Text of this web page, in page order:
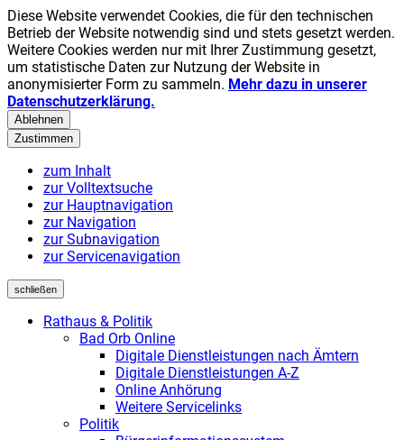
Diese Website verwendet Cookies, die für den technischen
Betrieb der Website notwendig sind und stets gesetzt werden.
Weitere Cookies werden nur mit Ihrer Zustimmung gesetzt,
um statistische Daten zur Nutzung der Website in
anonymisierter Form zu sammeln. Mehr dazu in unserer
Datenschutzerklärung.
Ablehnen
Zustimmen
zum Inhalt
zur Volltextsuche
zur Hauptnavigation
zur Navigation
zur Subnavigation
zur Servicenavigation
schließen
Rathaus & Politik
Bad Orb Online
Digitale Dienstleistungen nach Ämtern
Digitale Dienstleistungen A-Z
Online Anhörung
Weitere Servicelinks
Politik